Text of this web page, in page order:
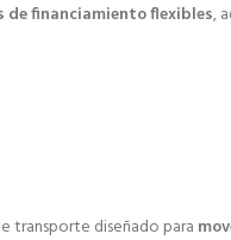
financiamiento flexibles,
transporte diseñado para